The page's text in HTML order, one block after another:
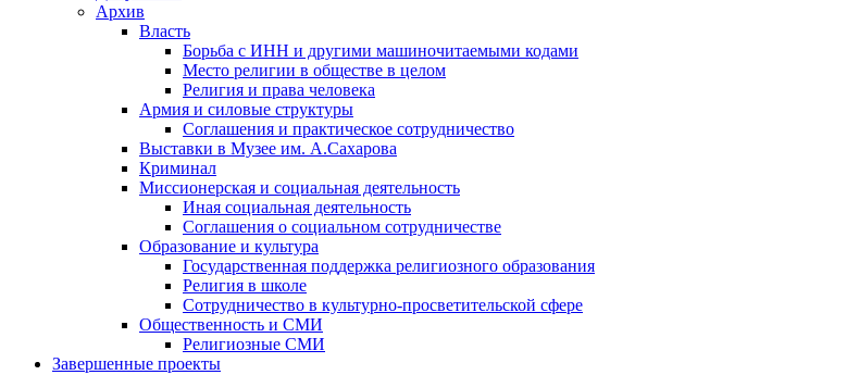
Архив
Власть
Борьба с ИНН и другими машиночитаемыми кодами
Место религии в обществе в целом
Религия и права человека
Армия и силовые структуры
Соглашения и практическое сотрудничество
Выставки в Музее им. А.Сахарова
Криминал
Миссионерская и социальная деятельность
Иная социальная деятельность
Соглашения о социальном сотрудничестве
Образование и культура
Государственная поддержка религиозного образования
Религия в школе
Сотрудничество в культурно-просветительской сфере
Общественность и СМИ
Религиозные СМИ
Завершенные проекты